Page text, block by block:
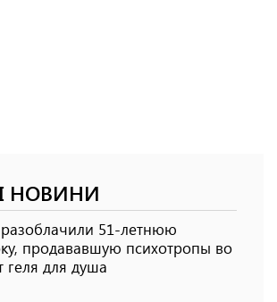
НОВИНИ
51-летнюю
продававшую психотропы во
геля для душа